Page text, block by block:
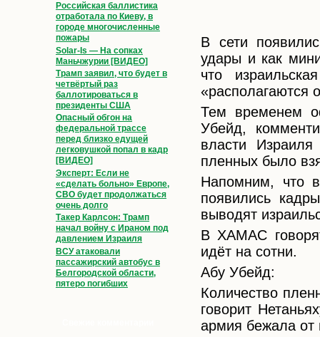
Российская баллистика
отработала по Киеву, в
городе многочисленные
пожары
Solar-Is — На сопках
Маньчжурии [ВИДЕО]
Трамп заявил, что будет в
четвёртый раз
баллотироваться в
президенты США
Опасный обгон на
федеральной трассе
перед близко едущей
легковушкой попал в кадр
[ВИДЕО]
Эксперт: Если не
«сделать больно» Европе,
СВО будет продолжаться
очень долго
Такер Карлсон: Трамп
начал войну с Ираном под
давлением Израиля
ВСУ атаковали
пассажирский автобус в
Белгородской области,
пятеро погибших
В сети
удары и как
что
«располагаются
Тем временем
Убейд,
власти
пленных было
Напомним, что
появились
выводят
В ХАМАС
идёт на сотни.
Абу Убейд:
Количество
говорит
армия бежала от